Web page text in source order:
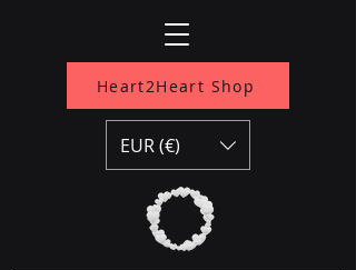
Heart2Heart Shop
EUR (€)